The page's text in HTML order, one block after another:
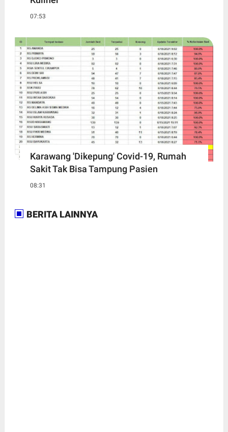
07:53
Karawang 'Dikepung' Covid-19, Rumah
Sakit Tak Bisa Tampung Pasien
08:31
BERITA LAINNYA